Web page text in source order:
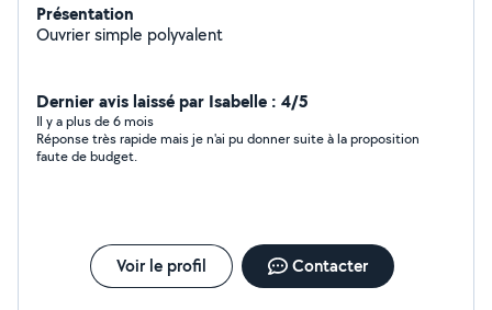
Présentation
Ouvrier simple polyvalent
Dernier avis laissé par Isabelle : 4/5
Il y a plus de 6 mois
Réponse très rapide mais je n'ai pu donner suite à la proposition
faute de budget.
Voir le profil Contacter